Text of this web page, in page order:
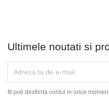
Ultimele noutati si
Iti poti desfiinta contul in orice